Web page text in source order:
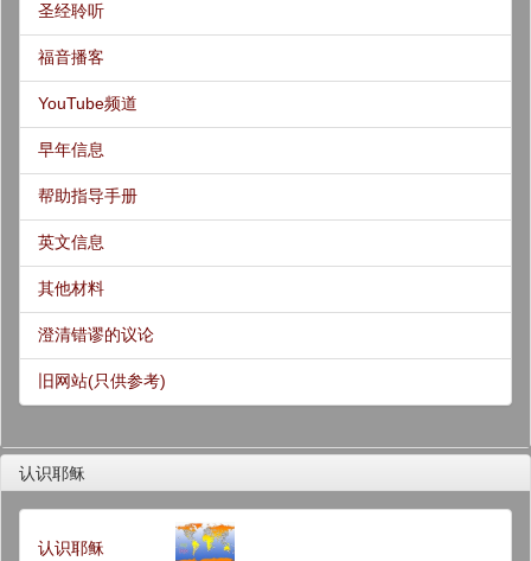
圣经聆听
福音播客
YouTube频道
早年信息
帮助指导手册
英文信息
其他材料
澄清错谬的议论
旧网站(只供参考)
认识耶稣
认识耶稣